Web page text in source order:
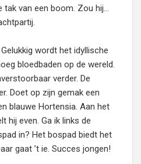
tak van een boom. Zou hij…
wordt het idyllische
bloedbaden op de wereld.
verder. De
Doet op zijn gemak een
blauwe Hortensia. Aan het
hij even. Ga ik links de
in? Het bospad biedt het
gaat ’t ie. Succes jongen!